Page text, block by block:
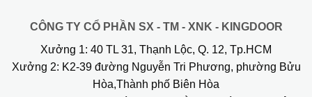
CÔNG TY CỔ PHẦN SX - TM - XNK - KINGDOOR
Xưởng 1: 40 TL 31, Thạnh Lộc, Q. 12, Tp.HCM
Xưởng 2: K2-39 đường Nguyễn Tri Phương, phường Bửu
Hòa,Thành phố Biên Hòa